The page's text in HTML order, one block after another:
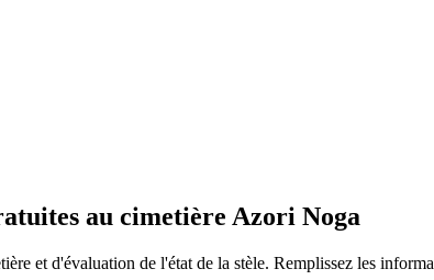
au cimetière Azori Noga
et d'évaluation de l'état de la stèle. Remplissez les